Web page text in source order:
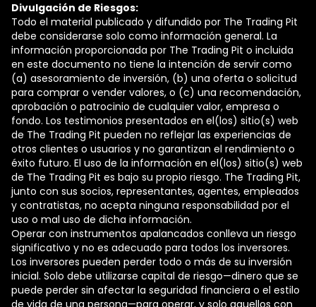
Divulgación de Riesgos:
Todo el material publicado y difundido por The Trading Pit
debe considerarse solo como información general. La
información proporcionada por The Trading Pit o incluida
en este documento no tiene la intención de servir como
(a) asesoramiento de inversión, (b) una oferta o solicitud
para comprar o vender valores, o (c) una recomendación,
aprobación o patrocinio de cualquier valor, empresa o
fondo. Los testimonios presentados en el(los) sitio(s) web
de The Trading Pit pueden no reflejar las experiencias de
otros clientes o usuarios y no garantizan el rendimiento o
éxito futuro. El uso de la información en el(los) sitio(s) web
de The Trading Pit es bajo su propio riesgo. The Trading Pit,
junto con sus socios, representantes, agentes, empleados
y contratistas, no acepta ninguna responsabilidad por el
uso o mal uso de dicha información.
Operar con instrumentos apalancados conlleva un riesgo
significativo y no es adecuado para todos los inversores.
Los inversores pueden perder todo o más de su inversión
inicial. Solo debe utilizarse capital de riesgo—dinero que se
puede perder sin afectar la seguridad financiera o el estilo